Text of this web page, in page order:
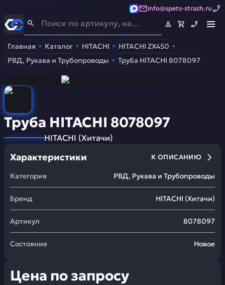
info@spets-strazh.ru
Спец-Страж- Запчасти для спецтехники
Главная Каталог HITACHI
HITACHI ZX450
РВД, Рукава и Трубопроводы
Труба HITACHI 8078097
Труба HITACHI 8078097
HITACHI (Хитачи)
Характеристики К ОПИСАНИЮ
Категория РВД, Рукава и Трубопроводы
Бренд HITACHI (Хитачи)
Артикул 8078097
Состояние Новое
Цена по запросу